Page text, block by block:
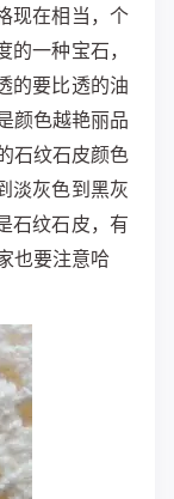
现在相当，个
一种宝石，
的要比透的油
颜色越艳丽品
石纹石皮颜色
淡灰色到黑灰
石纹石皮，有
也要注意哈